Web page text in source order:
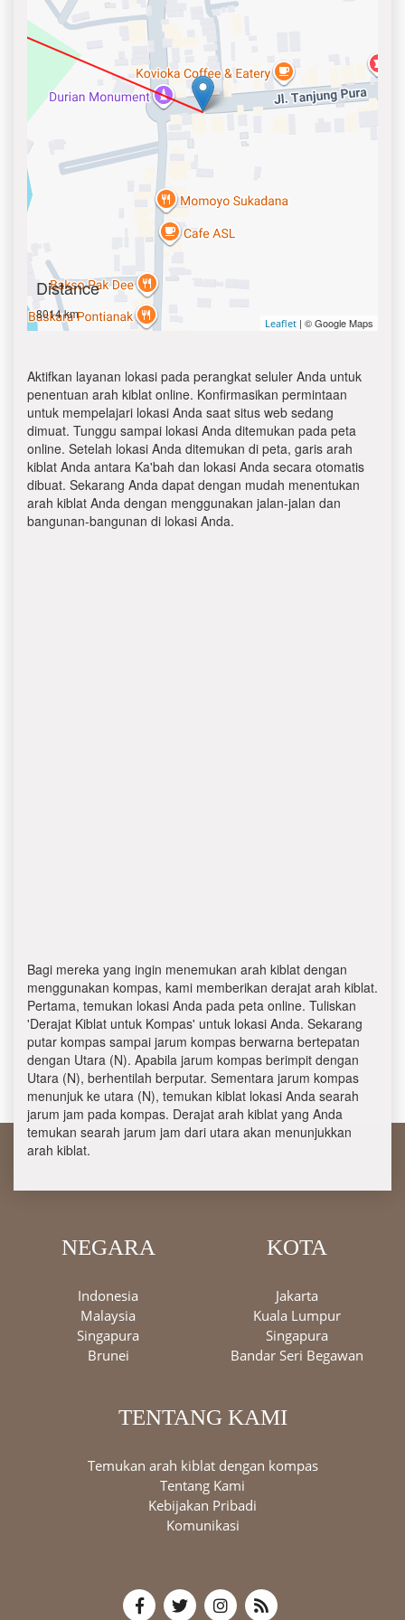
Distance
8014 km
Leaflet | © Google Maps
Aktifkan layanan lokasi pada perangkat seluler Anda untuk
penentuan arah kiblat online. Konfirmasikan permintaan
untuk mempelajari lokasi Anda saat situs web sedang
dimuat. Tunggu sampai lokasi Anda ditemukan pada peta
online. Setelah lokasi Anda ditemukan di peta, garis arah
kiblat Anda antara Ka'bah dan lokasi Anda secara otomatis
dibuat. Sekarang Anda dapat dengan mudah menentukan
arah kiblat Anda dengan menggunakan jalan-jalan dan
bangunan-bangunan di lokasi Anda.
Bagi mereka yang ingin menemukan arah kiblat dengan
menggunakan kompas, kami memberikan derajat arah kiblat.
Pertama, temukan lokasi Anda pada peta online. Tuliskan
'Derajat Kiblat untuk Kompas' untuk lokasi Anda. Sekarang
putar kompas sampai jarum kompas berwarna bertepatan
dengan Utara (N). Apabila jarum kompas berimpit dengan
Utara (N), berhentilah berputar. Sementara jarum kompas
menunjuk ke utara (N), temukan kiblat lokasi Anda searah
jarum jam pada kompas. Derajat arah kiblat yang Anda
temukan searah jarum jam dari utara akan menunjukkan
arah kiblat.
NEGARA
Indonesia
Malaysia
Singapura
Brunei
KOTA
Jakarta
Kuala Lumpur
Singapura
Bandar Seri Begawan
TENTANG KAMI
Temukan arah kiblat dengan kompas
Tentang Kami
Kebijakan Pribadi
Komunikasi